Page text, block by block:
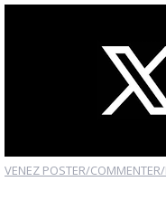
VENEZ POSTER/